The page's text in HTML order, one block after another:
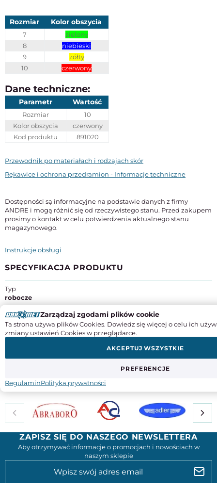
Rozmiar Kolor obszycia
7
zielony
8
niebieski
9
żółty
10
czerwony
Dane techniczne:
Parametr Wartość
Rozmiar
10
Kolor obszycia
czerwony
Kod produktu
891020
Przewodnik po materiałach i rodzajach skór
Rękawice i ochrona przedramion - Informacje techniczne
Dostępności są informacyjne na podstawie danych z firmy
ANDRE i mogą różnić się od rzeczywistego stanu. Przed zakupem
prosimy o kontakt w celu potwierdzenia aktualnego stanu
magazynowego.
Instrukcje obsługi
SPECYFIKACJA PRODUKTU
Typ
robocze
Rozmiar
10
Materiał
ZAPISZ SIĘ DO NASZEGO NEWSLETTERA
Aby otrzymywać informacje o promocjach i nowościach w
naszym sklepie
Zarządzaj zgodami plików cookie
Ta strona używa plików Cookies. Dowiedz się więcej o celu ich
zmiany ustawień Cookies w przeglądarce.
PREFERENCJE
AKCEPTUJ WSZYSTKIE
RegulaminPolityka prywatności